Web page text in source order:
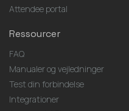
Attendee portal
Ressourcer
FAQ
Manualer og vejledninger
Test din forbindelse
Integrationer